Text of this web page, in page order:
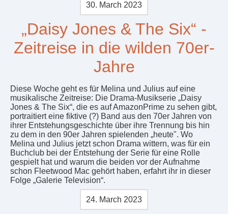
30. March 2023
„Daisy Jones & The Six“ -
Zeitreise in die wilden 70er-
Jahre
Diese Woche geht es für Melina und Julius auf eine
musikalische Zeitreise: Die Drama-Musikserie „Daisy
Jones & The Six“, die es auf AmazonPrime zu sehen gibt,
portraitiert eine fiktive (?) Band aus den 70er Jahren von
ihrer Entstehungsgeschichte über ihre Trennung bis hin
zu dem in den 90er Jahren spielenden „heute". Wo
Melina und Julius jetzt schon Drama wittern, was für ein
Buchclub bei der Entstehung der Serie für eine Rolle
gespielt hat und warum die beiden vor der Aufnahme
schon Fleetwood Mac gehört haben, erfahrt ihr in dieser
Folge „Galerie Television“.
24. March 2023